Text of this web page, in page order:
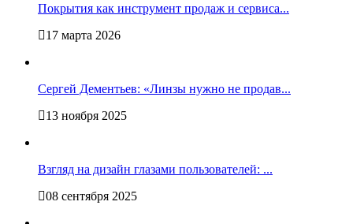
Покрытия как инструмент продаж и сервиса...
17 марта 2026
Сергей Дементьев: «Линзы нужно не продав...
13 ноября 2025
Взгляд на дизайн глазами пользователей: ...
08 сентября 2025